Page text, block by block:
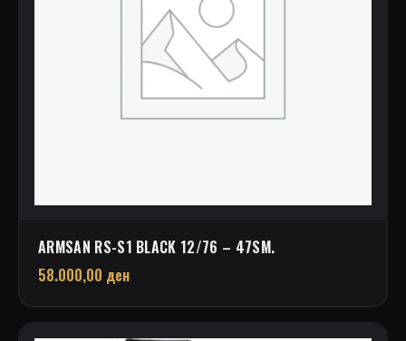
ARMSAN RS-S1 BLACK 12/76 – 47SM.
58.000,00 ден